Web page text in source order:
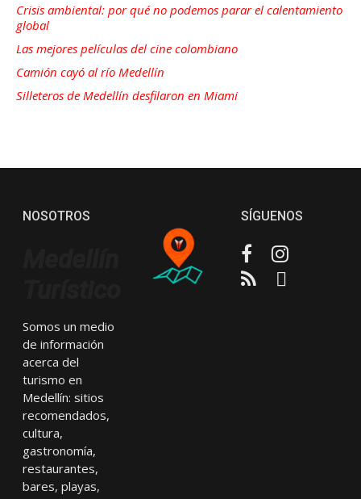
Crisis ambiental: por qué no podemos parar el calentamiento
global
Las mejores películas del cine colombiano
Camión cayó al río Medellín
Silleteros de Medellín desfilaron en Miami
NOSOTROS
Somos un medio
de información
acerca del
turismo en
Medellín: sitios
recomendados,
cultura,
gastronomía,
restaurantes,
bares, playas,
SÍGUENOS
FacebookInstagram